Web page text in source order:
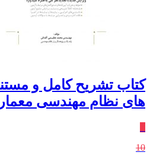
کتاب تشریح کامل و
های نظام مهندسی
10